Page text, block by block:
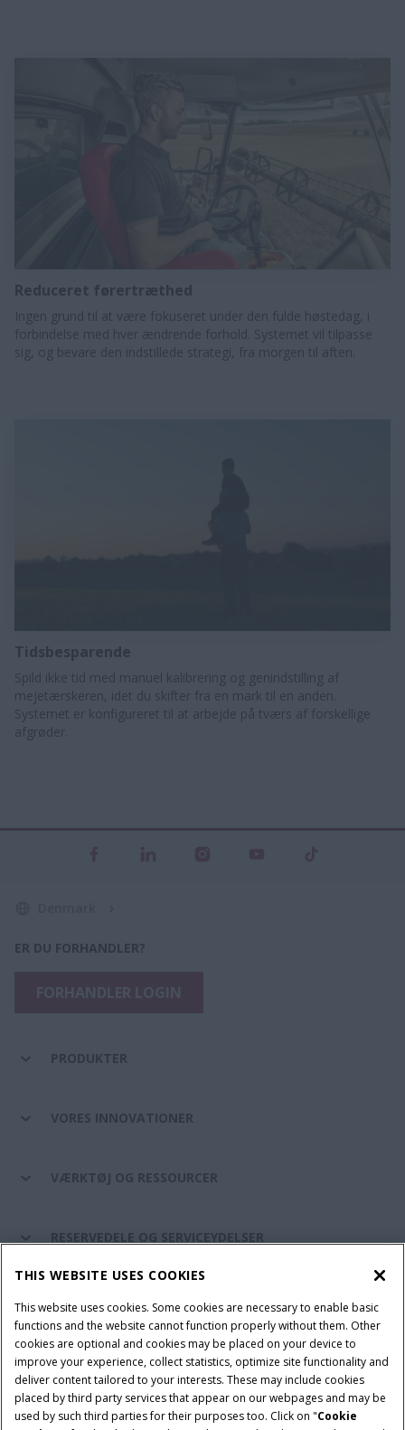
Reduceret førertræthed
Ingen grund til at være fokuseret under den fulde høstedag, i
forbindelse med hver ændrende forhold. Systemet vil tilpasse
sig, og bevare den indstillede strategi, fra morgen til aften.
Tidsbesparende
Spild ikke tid med manuel kalibrering og genindstilling af
mejetærskeren, idet du skifter fra en mark til en anden.
Systemet er konfigureret til at arbejde på tværs af forskellige
afgrøder.
ER DU FORHANDLER?
PRODUKTER
VORES INNOVATIONER
VÆRKTØJ OG RESSOURCER
RESERVEDELE OG SERVICEYDELSER
Brugervilkår Privacy Notice Prent
Cookie Settings
Telematics fortrolighedserklæring
THIS WEBSITE USES COOKIES
This website uses cookies. Some cookies are necessary to enable basic
functions and the website cannot function properly without them. Other
cookies are optional and cookies may be placed on your device to
improve your experience, collect statistics, optimize site functionality and
deliver content tailored to your interests. These may include cookies
placed by third party services that appear on our webpages and may be
used by such third parties for their purposes too. Click on "Cookie